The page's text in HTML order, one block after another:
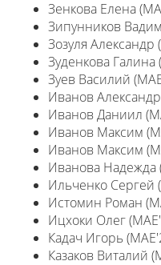
Зенкова Елена
Зипунников
Зозуля Александр
Зуденкова Галина
Зуев Василий
Иванов
Иванов Даниил
Иванов Максим
Иванов Максим
Иванова Надежда
Ильченко Сергей
Истомин Роман
Ицхоки Олег
Кадач Игорь
Казаков Виталий